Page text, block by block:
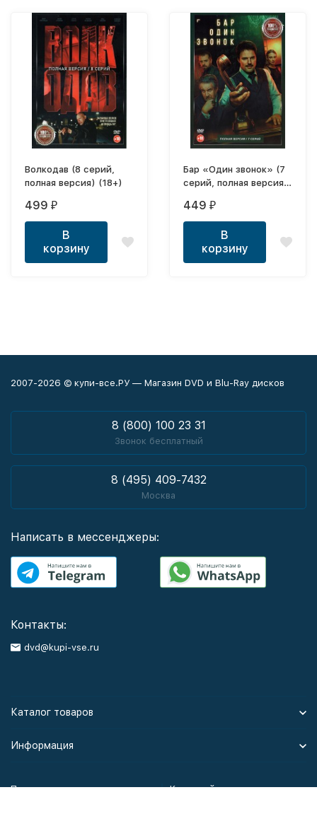
Волкодав (8 серий,
полная версия) (18+)
499 ₽
В
корзину
Бар «Один звонок» (7
серий, полная версия)
449 ₽
В
корзину
2007-2026 © купи-все.РУ — Магазин DVD и Blu-Ray дисков
8 (800) 100 23 31
Звонок бесплатный
8 (495) 409-7432
Москва
Написать в мессенджеры:
Контакты:
dvd@kupi-vse.ru
Каталог товаров
Информация
Политика персональных данных Карта сайта